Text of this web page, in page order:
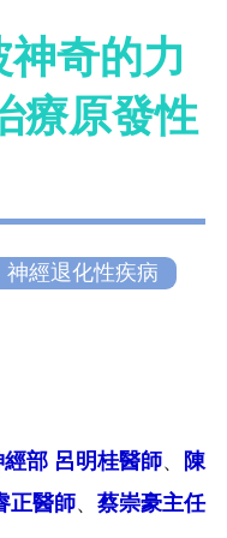
奇的力
療原發性
神經退化性疾病
經部 呂明桂醫師、 陳
正醫師、 蔡崇豪主任